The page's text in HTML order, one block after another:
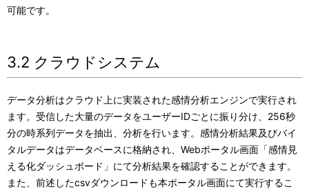
可能です。
3.2 クラウドシステム
データ分析はクラウド上に実装された感情分析エンジンで実行され
ます。受信した大量のデータをユーザーIDごとに振り分け、256秒
分の時系列データを抽出、分析を行います。感情分析結果及びバイ
タルデータはデータベースに格納され、Webポータル画面「感情見
える化ダッシュボード」にて分析結果を確認することができます。
また、前述したcsvダウンロードも本ポータル画面にて実行するこ